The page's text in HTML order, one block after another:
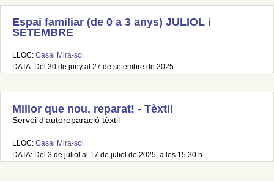
Espai familiar (de 0 a 3 anys) JULIOL i
SETEMBRE
LLOC: Casal Mira-sol
DATA: Del 30 de juny al 27 de setembre de 2025
Millor que nou, reparat! - Tèxtil
Servei d'autoreparació tèxtil
LLOC: Casal Mira-sol
DATA: Del 3 de juliol al 17 de juliol de 2025, a les 15.30 h